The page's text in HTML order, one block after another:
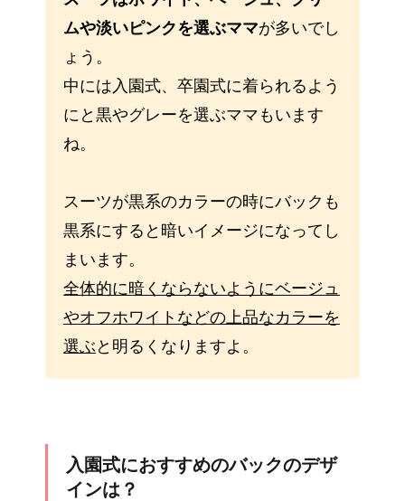
ムや淡いピンクを選ぶママが多いでし
ょう。
中には入園式、卒園式に着られるよう
にと黒やグレーを選ぶママもいます
ね。
スーツが黒系のカラーの時にバックも
黒系にすると暗いイメージになってし
まいます。
全体的に暗くならないようにベージュ
やオフホワイトなどの上品なカラーを
選ぶ と明るくなりますよ。
入園式におすすめのバックのデザ
インは？